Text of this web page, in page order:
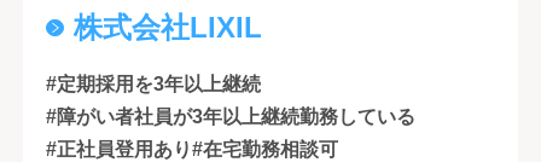
株式会社LIXIL
#定期採用を3年以上継続
#障がい者社員が3年以上継続勤務している
#正社員登用あり#在宅勤務相談可